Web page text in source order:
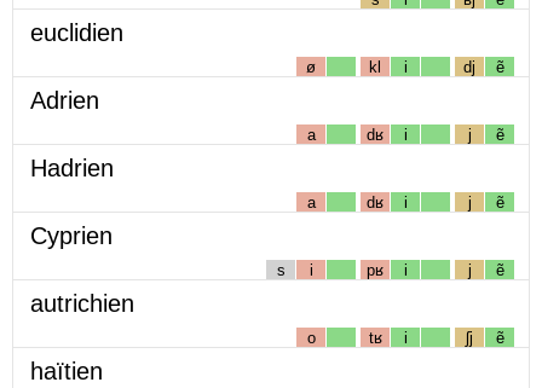
euclidien
ø kl i dj ẽ
Adrien
a dʁ i j ẽ
Hadrien
a dʁ i j ẽ
Cyprien
s i pʁ i j ẽ
autrichien
o tʁ i ʃj ẽ
haïtien